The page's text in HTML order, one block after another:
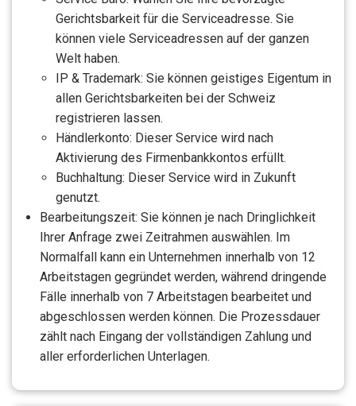
Gerichtsbarkeit für die Serviceadresse. Sie
können viele Serviceadressen auf der ganzen
Welt haben.
IP & Trademark: Sie können geistiges Eigentum in
allen Gerichtsbarkeiten bei der Schweiz
registrieren lassen.
Händlerkonto: Dieser Service wird nach
Aktivierung des Firmenbankkontos erfüllt.
Buchhaltung: Dieser Service wird in Zukunft
genutzt.
Bearbeitungszeit: Sie können je nach Dringlichkeit
Ihrer Anfrage zwei Zeitrahmen auswählen. Im
Normalfall kann ein Unternehmen innerhalb von 12
Arbeitstagen gegründet werden, während dringende
Fälle innerhalb von 7 Arbeitstagen bearbeitet und
abgeschlossen werden können. Die Prozessdauer
zählt nach Eingang der vollständigen Zahlung und
aller erforderlichen Unterlagen.